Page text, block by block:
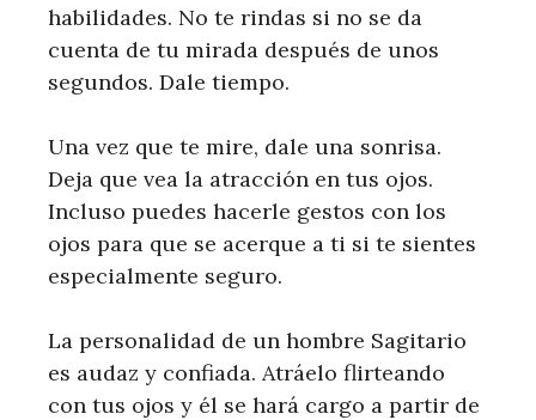
habilidades. No te rindas si no se da
cuenta de tu mirada después de unos
segundos. Dale tiempo.
Una vez que te mire, dale una sonrisa.
Deja que vea la atracción en tus ojos.
Incluso puedes hacerle gestos con los
ojos para que se acerque a ti si te sientes
especialmente seguro.
La personalidad de un hombre Sagitario
es audaz y confiada. Atráelo flirteando
con tus ojos y él se hará cargo a partir de